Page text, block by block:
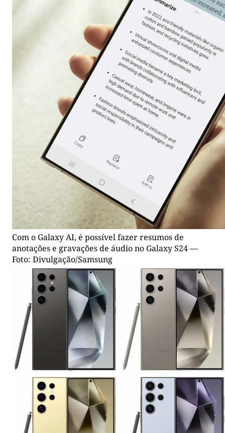
Com o Galaxy AI, é possível fazer resumos de
anotações e gravações de áudio no Galaxy S24 —
Foto: Divulgação/Samsung